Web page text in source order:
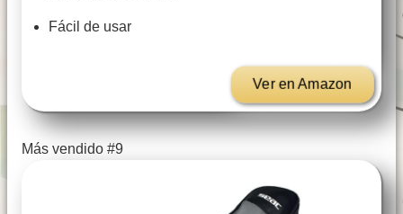
Fácil de usar
Ver en Amazon
Más vendido #9